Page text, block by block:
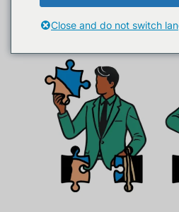
SAP MDG
Close and do not switch